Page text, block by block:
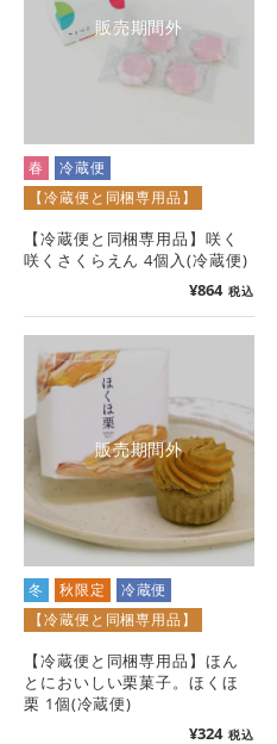
販売期間外
春
冷蔵便
【冷蔵便と同梱専用品】
【冷蔵便と同梱専用品】咲く
咲くさくらえん 4個入(冷蔵便)
¥864 税込
販売期間外
冬 秋限定
冷蔵便
【冷蔵便と同梱専用品】
【冷蔵便と同梱専用品】ほん
とにおいしい栗菓子。ほくほ
栗 1個(冷蔵便)
¥324 税込